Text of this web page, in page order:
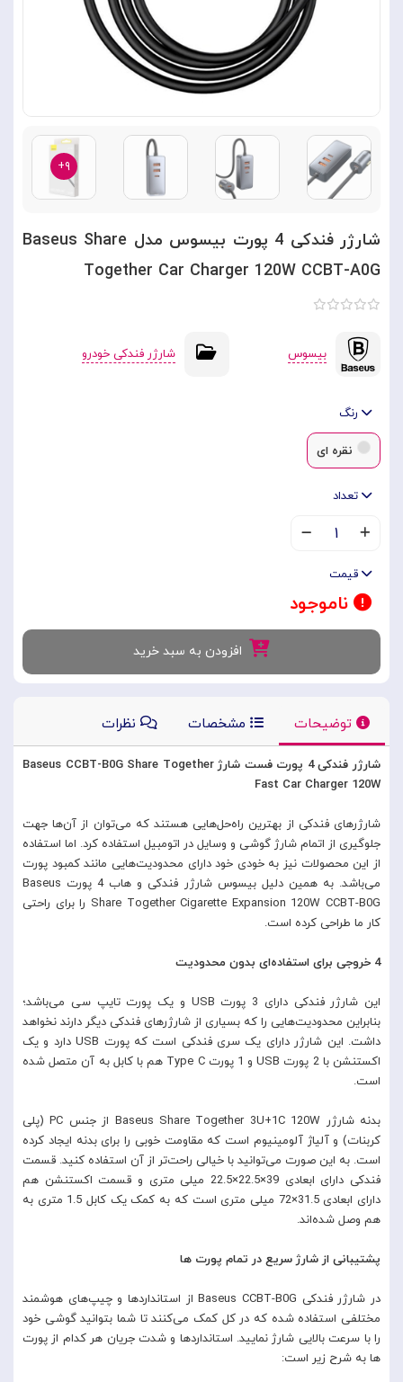
۹+
شارژر فندکی 4 پورت بیسوس مدل Baseus Share
Together Car Charger 120W CCBT-A0G
بیسوس شارژر فندکی خودرو
رنگ
نقره ای
تعداد
۱
قیمت
ناموجود
افزودن به سبد خرید
توضیحات مشخصات نظرات
شارژر فندکی 4 پورت فست شارژ Baseus CCBT-B0G Share Together
Fast Car Charger 120W
شارژرهای فندکی از بهترین راه‌حل‌هایی هستند که می‌توان از آن‎‌ها جهت
جلوگیری از اتمام شارژ گوشی و وسایل در اتومبیل استفاده کرد. اما استفاده
از این محصولات نیز به خودی خود دارای محدودیت‌هایی مانند کمبود پورت
می‌باشد. به همین دلیل بیسوس شارژر فندکی و هاب 4 پورت Baseus
Share Together Cigarette Expansion 120W CCBT-B0G را برای راحتی
کار ما طراحی کرده است.
4 خروجی برای استفاده‌ای بدون محدودیت
این شارژر فندکی دارای 3 پورت USB و یک پورت تایپ سی می‌باشد؛
بنابراین محدودیت‌هایی را که بسیاری از شارژرهای فندکی دیگر دارند نخواهد
داشت. این شارژر دارای یک سری فندکی است که پورت USB دارد و یک
اکستنشن با 2 پورت USB و 1 پورت Type C هم با کابل به آن متصل شده
است.
بدنه شارژر Baseus Share Together 3U+1C 120W از جنس PC (پلی
کربنات) و آلیاژ آلومینیوم است که مقاومت خوبی را برای بدنه ایجاد کرده
است. به این صورت می‌توانید با خیالی راحت‌تر از آن استفاده کنید. قسمت
فندکی دارای ابعادی 39×22.5×22.5 میلی متری و قسمت اکستنشن هم
دارای ابعادی 31.5×72 میلی متری است که به کمک یک کابل 1.5 متری به
هم وصل شده‌اند.
پشتیبانی از شارژ سریع در تمام پورت ها
در شارژر فندکی Baseus CCBT-B0G از استانداردها و چیپ‌های هوشمند
مختلفی استفاده شده که در کل کمک می‌‎‌کنند تا شما بتوانید گوشی خود
را با سرعت بالایی شارژ نمایید. استانداردها و شدت جریان هر کدام از پورت
ها به شرح زیر است: